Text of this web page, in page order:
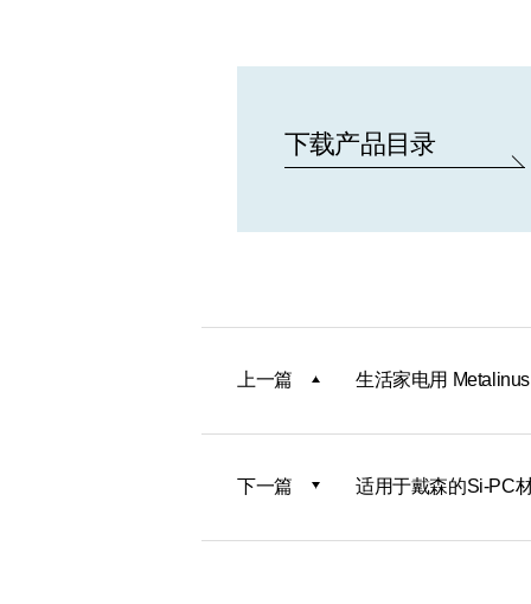
下载产品目录
上一篇 生活家电用
下一篇 适用于戴森的Si-PC